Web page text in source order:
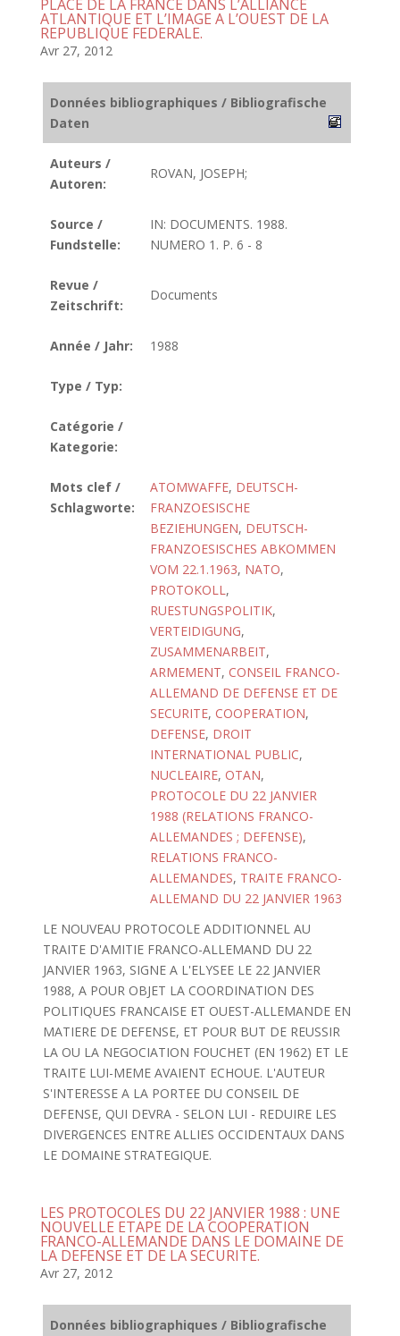
PLACE DE LA FRANCE DANS L’ALLIANCE
ATLANTIQUE ET L’IMAGE A L’OUEST DE LA
REPUBLIQUE FEDERALE.
Avr 27, 2012
Données bibliographiques / Bibliografische
Daten
Auteurs /
Autoren:
ROVAN, JOSEPH;
Source /
Fundstelle:
IN: DOCUMENTS. 1988.
NUMERO 1. P. 6 - 8
Revue /
Zeitschrift:
Documents
Année / Jahr: 1988
Type / Typ:
Catégorie /
Kategorie:
Mots clef /
Schlagworte:
ATOMWAFFE, DEUTSCH-
FRANZOESISCHE
BEZIEHUNGEN, DEUTSCH-
FRANZOESISCHES ABKOMMEN
VOM 22.1.1963, NATO,
PROTOKOLL,
RUESTUNGSPOLITIK,
VERTEIDIGUNG,
ZUSAMMENARBEIT,
ARMEMENT, CONSEIL FRANCO-
ALLEMAND DE DEFENSE ET DE
SECURITE, COOPERATION,
DEFENSE, DROIT
INTERNATIONAL PUBLIC,
NUCLEAIRE, OTAN,
PROTOCOLE DU 22 JANVIER
1988 (RELATIONS FRANCO-
ALLEMANDES ; DEFENSE),
RELATIONS FRANCO-
ALLEMANDES, TRAITE FRANCO-
ALLEMAND DU 22 JANVIER 1963
LE NOUVEAU PROTOCOLE ADDITIONNEL AU
TRAITE D'AMITIE FRANCO-ALLEMAND DU 22
JANVIER 1963, SIGNE A L'ELYSEE LE 22 JANVIER
1988, A POUR OBJET LA COORDINATION DES
POLITIQUES FRANCAISE ET OUEST-ALLEMANDE EN
MATIERE DE DEFENSE, ET POUR BUT DE REUSSIR
LA OU LA NEGOCIATION FOUCHET (EN 1962) ET LE
TRAITE LUI-MEME AVAIENT ECHOUE. L'AUTEUR
S'INTERESSE A LA PORTEE DU CONSEIL DE
DEFENSE, QUI DEVRA - SELON LUI - REDUIRE LES
DIVERGENCES ENTRE ALLIES OCCIDENTAUX DANS
LE DOMAINE STRATEGIQUE.
LES PROTOCOLES DU 22 JANVIER 1988 : UNE
NOUVELLE ETAPE DE LA COOPERATION
FRANCO-ALLEMANDE DANS LE DOMAINE DE
LA DEFENSE ET DE LA SECURITE.
Avr 27, 2012
Données bibliographiques / Bibliografische